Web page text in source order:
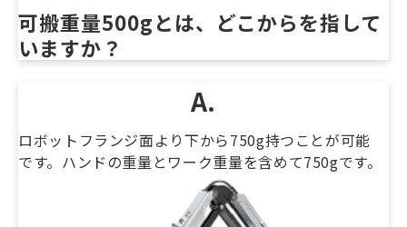
可搬重量500gとは、どこからを指して
いますか？
A.
ロボットフランジ面より下から750g持つことが可能
です。ハンドの重量とワーク重量を含めて750gです。